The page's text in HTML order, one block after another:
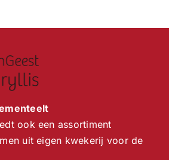
ook een assortiment
uit eigen kwekerij voor de